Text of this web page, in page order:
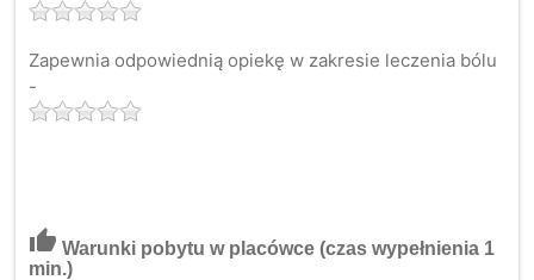
Zapewnia odpowiednią opiekę w zakresie leczenia bólu
-
thumb_up Warunki pobytu w placówce (czas wypełnienia 1
min.)